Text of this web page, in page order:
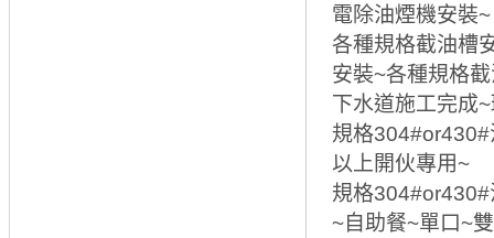
電除油煙機安裝~
各種規格截油槽
安裝~各種規格
下水道施工完成
規格
以上開伙專用~
規格
~自助餐~單口~